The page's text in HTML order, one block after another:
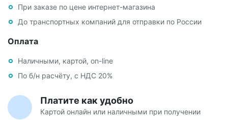
При заказе по цене интернет-магазина
До транспортных компаний для отправки по России
Оплата
Наличными, картой, on-line
По б/н расчёту, с НДС 20%
Платите как удобно
Картой онлайн или наличными при получении